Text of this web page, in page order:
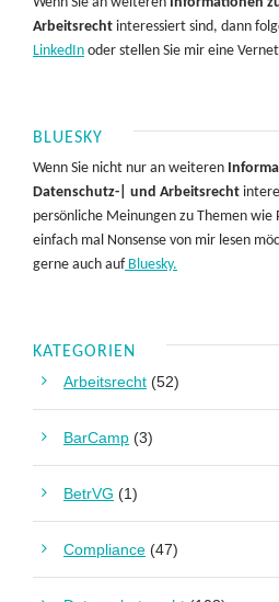
Arbeitsrecht interessiert sind, dann
LinkedIn oder stellen Sie mir eine
BLUESKY
Wenn Sie nicht nur an weiteren
Datenschutz-| und Arbeitsrecht
persönliche Meinungen zu Themen wie
einfach mal Nonsense von mir lesen
gerne auch aufBluesky.
KATEGORIEN
Arbeitsrecht (52)
BarCamp (3)
BetrVG (1)
Compliance (47)